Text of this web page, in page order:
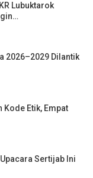
Lubuktarok
2026–2029 Dilantik
Etik, Empat
Sertijab Ini